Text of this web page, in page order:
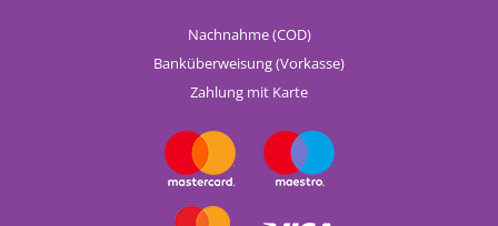
Nachnahme (COD)
Banküberweisung (Vorkasse)
Zahlung mit Karte